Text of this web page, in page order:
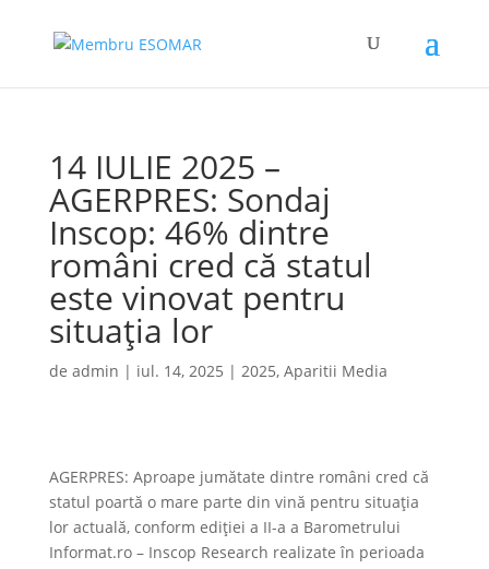
14 IULIE 2025 –
AGERPRES: Sondaj
Inscop: 46% dintre
români cred că statul
este vinovat pentru
situația lor
de admin | iul. 14, 2025 | 2025, Aparitii Media
AGERPRES: Aproape jumătate dintre români cred că
statul poartă o mare parte din vină pentru situația
lor actuală, conform ediției a II-a a Barometrului
Informat.ro – Inscop Research realizate în perioada